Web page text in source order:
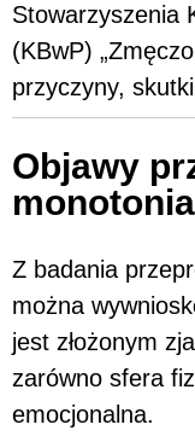
Stowarzyszenia
(KBwP)
przyczyny,
Objawy
Z badania
można
jest złożonym
zarówno sfera
emocjonalna.